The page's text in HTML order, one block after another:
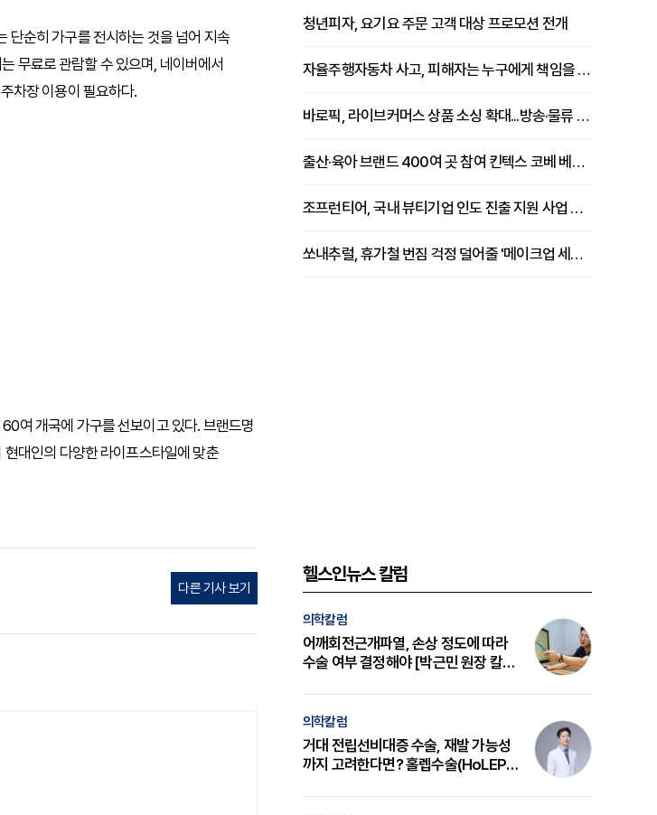
단순히 가구를 전시하는 것을 넘어 지속
무료로 관람할 수 있으며, 네이버에서
차장 이용이 필요하다.
여 개국에 가구를 선보이고 있다. 브랜드명
현대인의 다양한 라이프스타일에 맞춘
다른 기사 보기
청년피자, 요기요 주문 고객 대상 프로모션 전개
자율주행자동차 사고, 피해자는 누구에게 책임을 물을 수 있을까
바로픽, 라이브커머스 상품 소싱 확대...방송·물류 원스톱 지원 강화
출산·육아 브랜드 400여 곳 참여 킨텍스 코베 베이비페어 개막
조프런티어, 국내 뷰티기업 인도 진출 지원 사업 추진
쏘내추럴, 휴가철 번짐 걱정 덜어줄 '메이크업 세팅 멀티 매직 실러' 제안
헬스인뉴스 칼럼
의학칼럼
어깨회전근개파열, 손상 정도에 따라
수술 여부 결정해야 [박근민 원장 칼
의학칼럼
거대 전립선비대증 수술, 재발 가능성
까지 고려한다면? 홀렙수술(HoLEP)